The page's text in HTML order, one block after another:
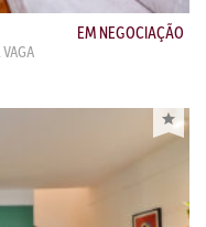
EM NEGOCIAÇÃO